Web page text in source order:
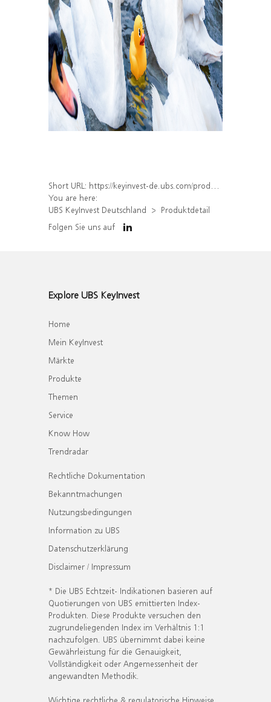
Short URL: https://keyinvest-de.ubs.com/produkt/detail/index/isin/DE000UQ9XZU3
You are here:
UBS KeyInvest Deutschland
Produktdetail
Folgen Sie uns auf
Explore UBS KeyInvest
Home
Mein KeyInvest
Märkte
Produkte
Themen
Service
Know How
Trendradar
Rechtliche Dokumentation
Bekanntmachungen
Nutzungsbedingungen
Information zu UBS
Datenschutzerklärung
Disclaimer / Impressum
* Die UBS Echtzeit- Indikationen basieren auf
Quotierungen von UBS emittierten Index-
Produkten. Diese Produkte versuchen den
zugrundeliegenden Index im Verhältnis 1:1
nachzufolgen. UBS übernimmt dabei keine
Gewährleistung für die Genauigkeit,
Vollständigkeit oder Angemessenheit der
angewandten Methodik.